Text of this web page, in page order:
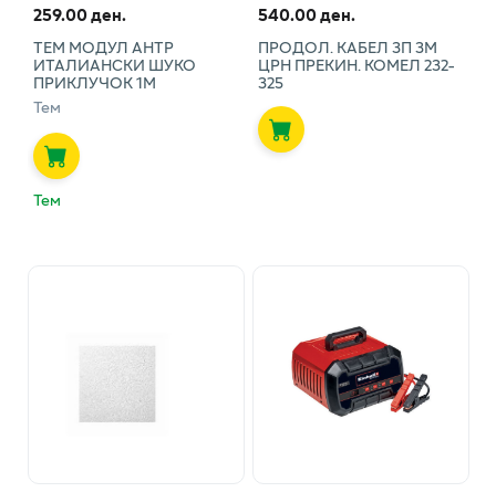
259.00 ден.
ТЕМ МОДУЛ АНТР
ИТАЛИАНСКИ ШУКО
ПРИКЛУЧОК 1М
Тем
Тем
540.00 ден.
ПРОДОЛ. КАБЕЛ 3П 3М
ЦРН ПРЕКИН. КОМЕЛ 232-
325